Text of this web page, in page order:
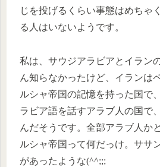
じを投げるくらい事態はめちゃ
る人はいないようです。
私は、サウジアラビアとイラン
ん知らなかったけど、イランは
ルシャ帝国の記憶を持った国で
ラビア語を話すアラブ人の国で
んだそうです。全部アラブ人か
ルシャ帝国って何だっけ。ササ
があったような(^^;;;